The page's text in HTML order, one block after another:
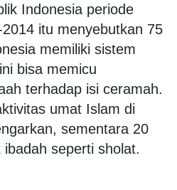
Indonesia periode
itu menyebutkan 75
memiliki sistem
bisa memicu
terhadap isi ceramah.
umat Islam di
sementara 20
seperti sholat.